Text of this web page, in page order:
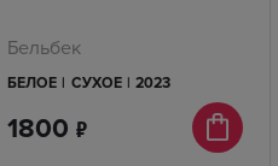
Бельбек
БЕЛОЕ | СУХОЕ | 2023
1800 п